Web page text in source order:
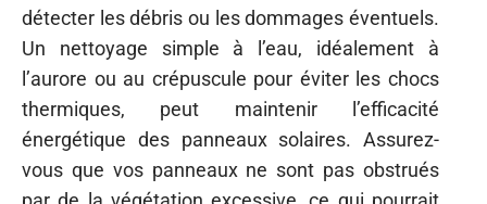
détecter les débris ou les dommages éventuels.
Un nettoyage simple à l’eau, idéalement à
l’aurore ou au crépuscule pour éviter les chocs
thermiques, peut maintenir l’efficacité
énergétique des panneaux solaires. Assurez-
vous que vos panneaux ne sont pas obstrués